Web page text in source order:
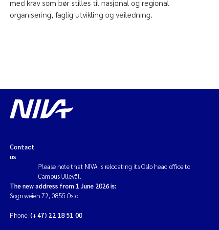
med krav som bør stilles til nasjonal og regional
organisering, faglig utvikling og veiledning.
Contact
us
Please note that NIVA is relocating its Oslo head office to
Campus Ullevål.
The new address from 1 June 2026 is:
Sognsveien 72, 0855 Oslo.
Phone: (+47) 22 18 51 00